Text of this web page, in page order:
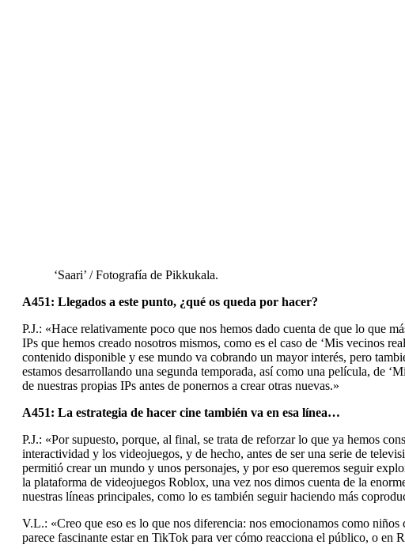
‘Saari’ / Fotografía de Pikkukala.
A451: Llegados a este punto, ¿qué os queda por hacer?
P.J.: «Hace relativamente poco que nos hemos dado cuenta de que lo que
IPs que hemos creado nosotros mismos, como es el caso de ‘Mis vecinos
contenido disponible y ese mundo va cobrando un mayor interés, pero
estamos desarrollando una segunda temporada, así como una película, de
de nuestras propias IPs antes de ponernos a crear otras nuevas.»
A451: La estrategia de hacer cine también va en esa línea…
P.J.: «Por supuesto, porque, al final, se trata de reforzar lo que ya hemos
interactividad y los videojuegos, y de hecho, antes de ser una serie de
permitió crear un mundo y unos personajes, y por eso queremos seguir
la plataforma de videojuegos Roblox, una vez nos dimos cuenta de la
nuestras líneas principales, como lo es también seguir haciendo más
V.L.: «Creo que eso es lo que nos diferencia: nos emocionamos como
parece fascinante estar en TikTok para ver cómo reacciona el público, o en